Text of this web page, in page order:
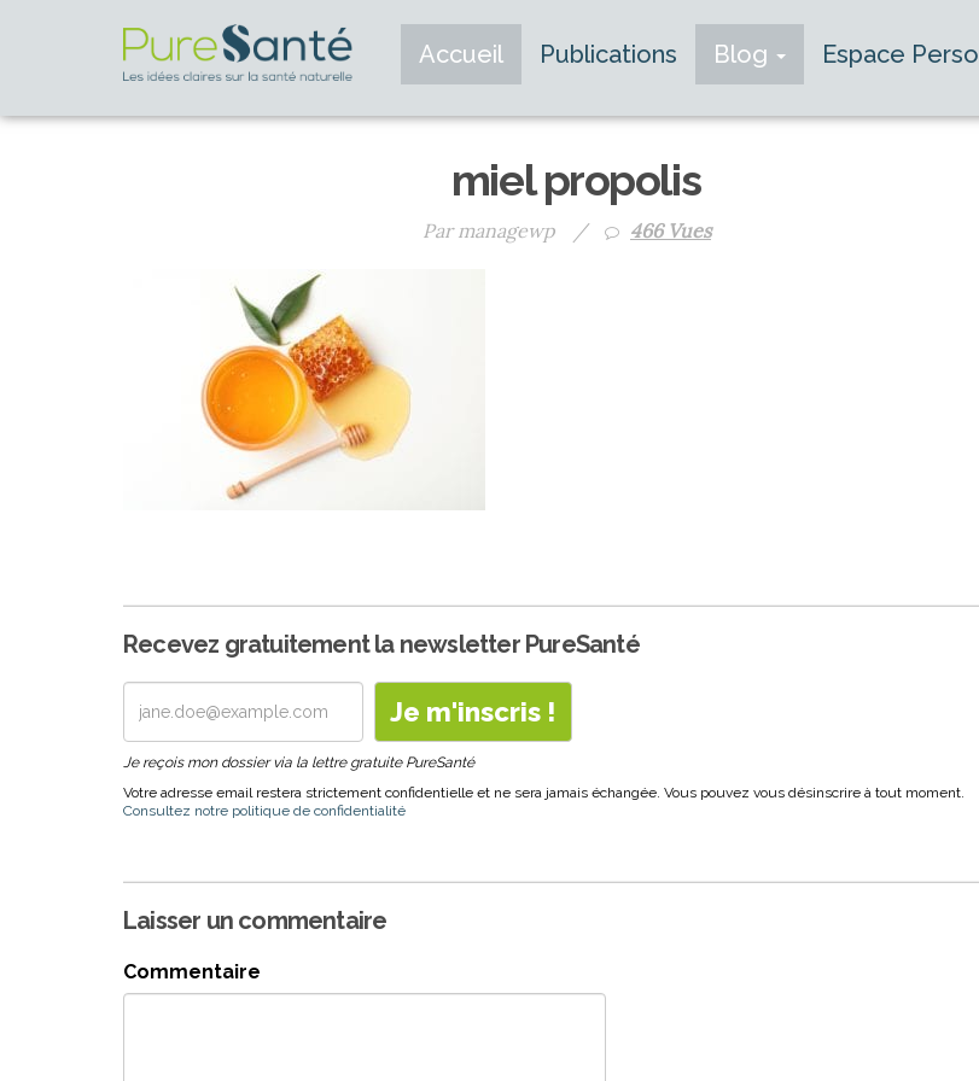
Accueil Publications Blog Espace Perso
miel propolis
Par managewp / 466 Vues
Recevez gratuitement la newsletter PureSanté
Je reçois mon dossier via la lettre gratuite PureSanté
Votre adresse email restera strictement confidentielle et ne sera jamais échangée. Vous pouvez vous désinscrire à tout moment.
Consultez notre politique de confidentialité
Laisser un commentaire
Commentaire